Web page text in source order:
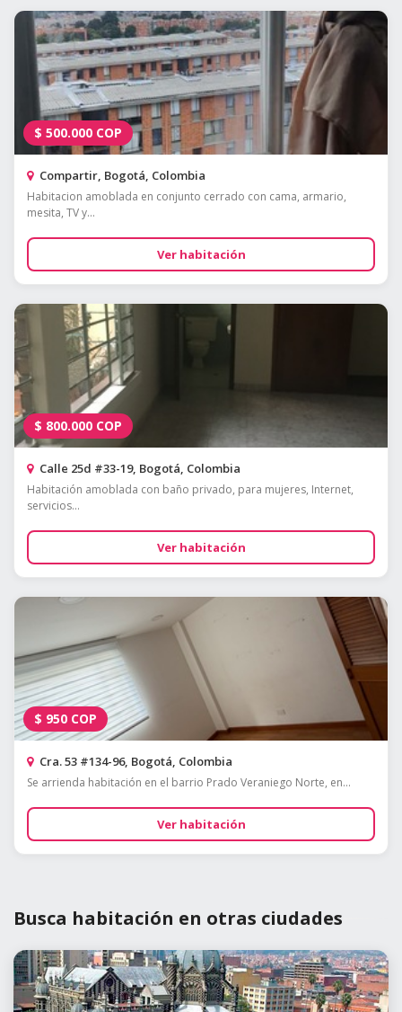
$ 500.000 COP
Compartir, Bogotá, Colombia
Habitacion amoblada en conjunto cerrado con cama, armario,
mesita, TV y...
Ver habitación
$ 800.000 COP
Calle 25d #33-19, Bogotá, Colombia
Habitación amoblada con baño privado, para mujeres, Internet,
servicios...
Ver habitación
$ 950 COP
Cra. 53 #134-96, Bogotá, Colombia
Se arrienda habitación en el barrio Prado Veraniego Norte, en...
Ver habitación
Busca habitación en otras ciudades